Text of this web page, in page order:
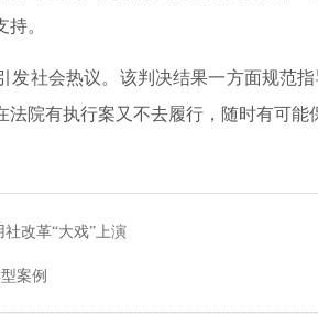
。
社会热议。该判决结果一方面规范指
院有执行案又不去履行，随时有可能
改革“大戏”上演
案例